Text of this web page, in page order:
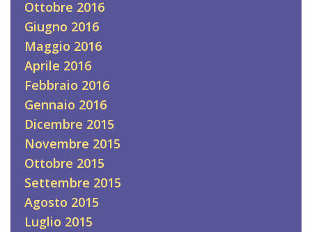
Ottobre 2016
Giugno 2016
Maggio 2016
Aprile 2016
Febbraio 2016
Gennaio 2016
Dicembre 2015
Novembre 2015
Ottobre 2015
Settembre 2015
Agosto 2015
Luglio 2015